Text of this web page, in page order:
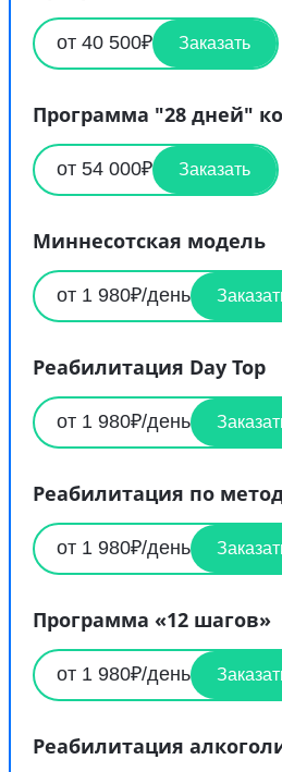
от 40 500₽ Заказать
Программа "28 дней"
от 54 000₽ Заказать
Миннесотская модель
от 1 980₽/день
Реабилитация Day Top
от 1 980₽/день
Реабилитация по
от 1 980₽/день
Программа «12 шагов»
от 1 980₽/день
Реабилитация